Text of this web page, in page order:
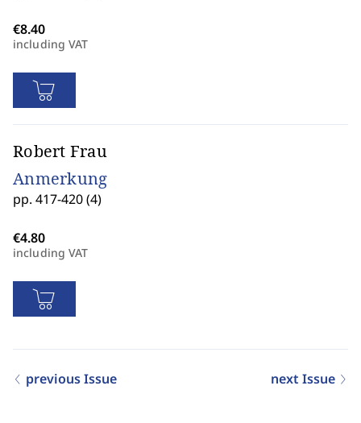
including VAT
Robert Frau
Anmerkung
pp. 417-420 (4)
including VAT
previous Issue next Issue